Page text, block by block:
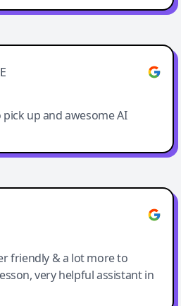
pick up and awesome AI
friendly & a lot more to
very helpful assistant in